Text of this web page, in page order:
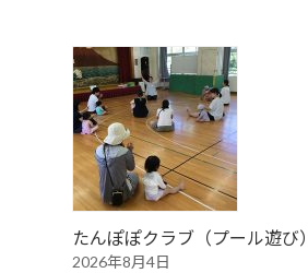
たんぽぽクラブ（プール遊び）
2026年8月4日